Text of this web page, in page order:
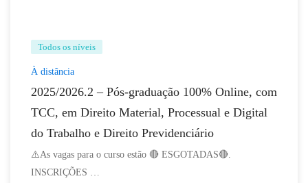
Todos os níveis
À distância
2025/2026.2 – Pós-graduação 100% Online, com
TCC, em Direito Material, Processual e Digital
do Trabalho e Direito Previdenciário
⚠️As vagas para o curso estão 🔴 ESGOTADAS🔴.
INSCRIÇÕES …